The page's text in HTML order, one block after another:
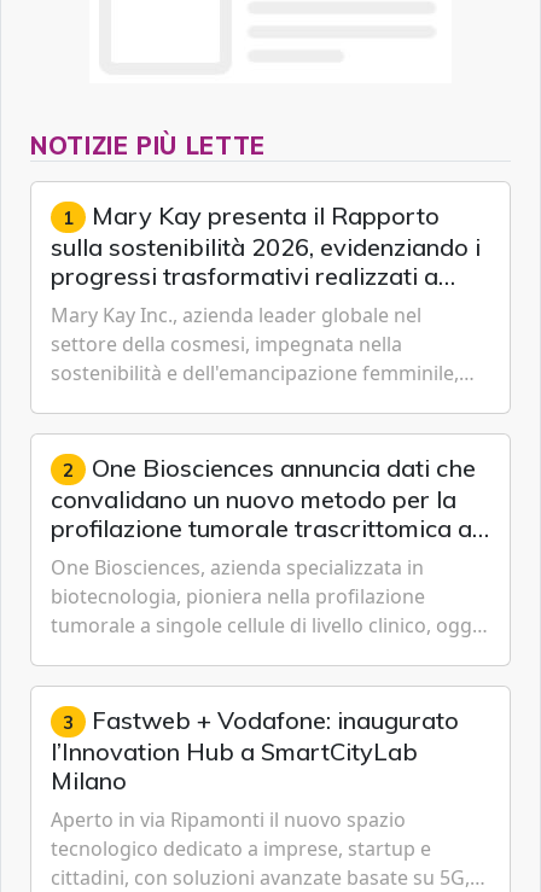
NOTIZIE PIÙ LETTE
1 Mary Kay presenta il Rapporto
sulla sostenibilità 2026, evidenziando i
progressi trasformativi realizzati a
livello globale nelle sfere sociale,
economica e ambientale
Mary Kay Inc., azienda leader globale nel
settore della cosmesi, impegnata nella
sostenibilità e dell'emancipazione femminile,
sostenibilità 2026, una panora...
2 One Biosciences annuncia dati che
convalidano un nuovo metodo per la
profilazione tumorale trascrittomica a
singole cellule da campioni istologici
One Biosciences, azienda specializzata in
biotecnologia, pioniera nella profilazione
tumorale a singole cellule di livello clinico, oggi
espressione dell'...
3 Fastweb + Vodafone: inaugurato
l’Innovation Hub a SmartCityLab
Milano
Aperto in via Ripamonti il nuovo spazio
tecnologico dedicato a imprese, startup e
cittadini, con soluzioni avanzate basate su 5G,